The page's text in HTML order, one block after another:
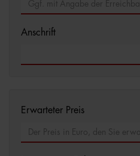
Anschrift
Erwarteter Preis